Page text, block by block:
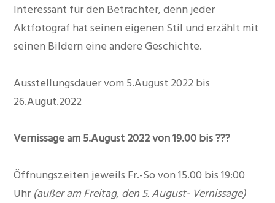
Interessant für den Betrachter, denn jeder
Aktfotograf hat seinen eigenen Stil und erzählt mit
seinen Bildern eine andere Geschichte.
Ausstellungsdauer vom 5.August 2022 bis
26.Augut.2022
Vernissage am 5.August 2022 von 19.00 bis ???
Öffnungszeiten jeweils Fr.-So von 15.00 bis 19:00
Uhr (außer am Freitag, den 5. August- Vernissage)